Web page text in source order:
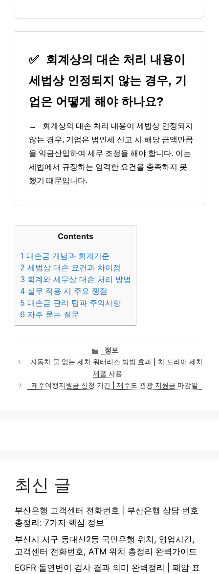
✅
회계상의 대손 처리 내용이
세법상 인정되지 않는 경우, 기
업은 어떻게 해야 하나요?
→
회계상의 대손 처리 내용이 세법상 인정되지
않는 경우, 기업은 법인세 신고 시 해당 금액만큼
을 익금산입하여 세무 조정을 해야 합니다. 이는
세법에서 규정하는 엄격한 요건을 충족하지 못
했기 때문입니다.
Contents
1 대손금 개념과 회계기준
2 세법상 대손 요건과 차이점
3 회계와 세무상 대손 처리 방법
4 실무 적용 시 주요 쟁점
5 대손금 관리 팁과 주의사항
6 자주 묻는 질문
카
테
고
리
정보
자동차 물 없는 세차 워터리스 방법 효과 | 차 드라이 세차
제품 사용
제주여행지원금 신청 기간 | 제주도 관광 지원금 마감일
최신 글
부산은행 고객센터 전화번호 | 부산은행 상담 번호
총정리: 7가지 핵심 정보
부산시 서구 동대신2동 국민은행 위치, 영업시간,
고객센터 전화번호, ATM 위치 총정리 완벽가이드
EGFR 돌연변이 검사 결과 의미 완벽정리 | 폐암 표